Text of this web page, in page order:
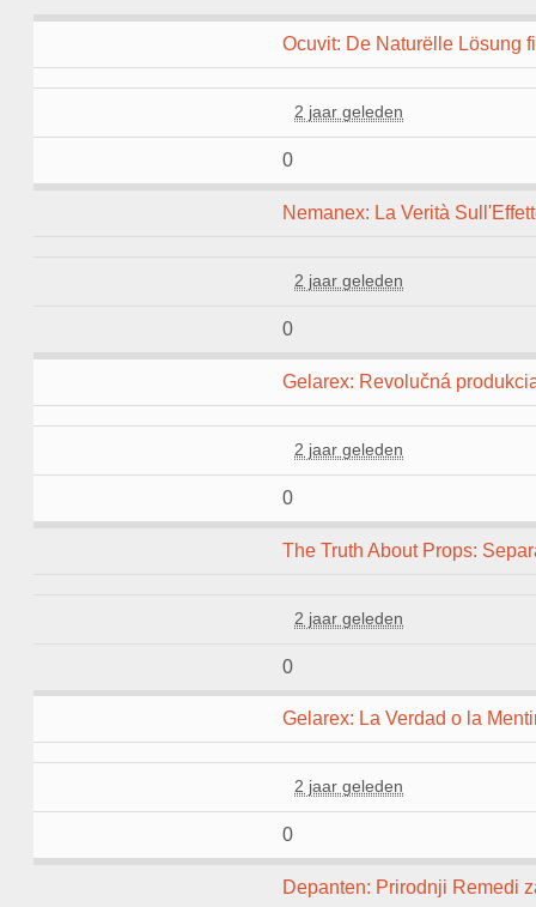
Ocuvit: De Naturëlle Lösung
2 jaar geleden
0
Nemanex: La Verità
2 jaar geleden
0
Gelarex: Revolučná
2 jaar geleden
0
The Truth About Props:
2 jaar geleden
0
Gelarex: La Verdad o la
2 jaar geleden
0
Depanten: Prirodnji Remedi